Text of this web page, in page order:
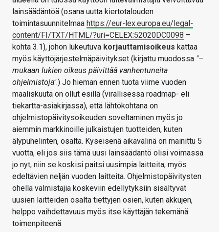
lainsäädäntöä (osana uutta kiertotalouden
toimintasuunnitelmaa https://eur-lex.europa.eu/legal-
content/FI/TXT/HTML/?uri=CELEX:52020DC0098 –
kohta 3.1), johon lukeutuva korjauttamisoikeus kattaa
myös käyttöjärjestelmäpäivitykset (kirjattu muodossa "–
mukaan lukien oikeus päivittää vanhentuneita
ohjelmistoja".) Jo hieman ennen tuota viime vuoden
maaliskuuta on ollut esillä (virallisessa roadmap- eli
tiekartta-asiakirjassa), että lähtökohtana on
ohjelmistopäivitysoikeuden soveltaminen myös jo
aiemmin markkinoille julkaistujen tuotteiden, kuten
älypuhelinten, osalta. Kyseisenä aikavälinä on mainittu 5
vuotta, eli jos siis tämä uusi lainsäädäntö olisi voimassa
jo nyt, niin se koskisi paitsi uusimpia laitteita, myös
edeltävien neljän vuoden laitteita. Ohjelmistopäivitysten
ohella valmistajia koskeviin edellytyksiin sisältyvät
uusien laitteiden osalta tiettyjen osien, kuten akkujen,
helppo vaihdettavuus myös itse käyttäjän tekemänä
toimenpiteenä.